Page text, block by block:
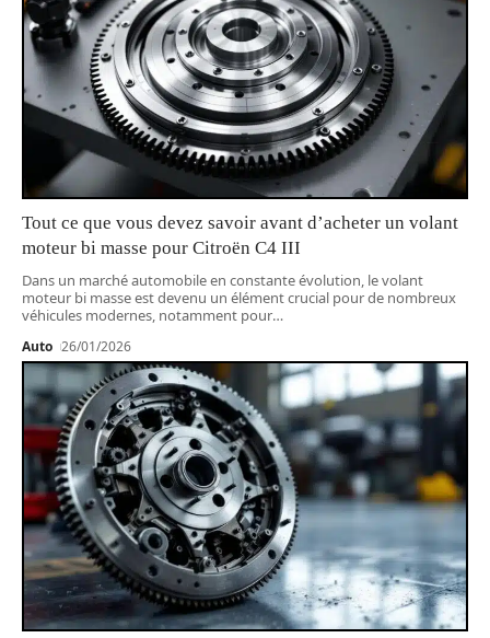
Tout ce que vous devez savoir avant d’acheter un volant
moteur bi masse pour Citroën C4 III
Dans un marché automobile en constante évolution, le volant
moteur bi masse est devenu un élément crucial pour de nombreux
véhicules modernes, notamment pour…
Auto 26/01/2026